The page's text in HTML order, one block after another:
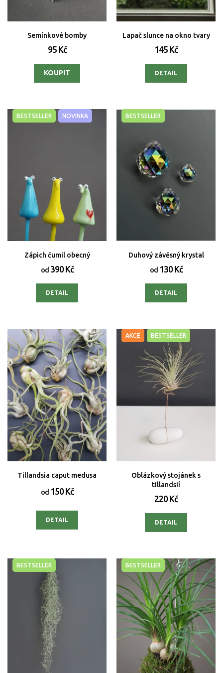
Semínkové bomby
95 Kč
Lapač slunce na okno tvary
145 Kč
DETAIL
BESTSELLER NOVINKA
Zápich čumil obecný
od390 Kč
DETAIL
BESTSELLER
Duhový závěsný krystal
od130 Kč
DETAIL
Tillandsia caput medusa
od150 Kč
DETAIL
AKCE BESTSELLER
Oblázkový stojánek s
tillandsií
220 Kč
DETAIL
BESTSELLER BESTSELLER